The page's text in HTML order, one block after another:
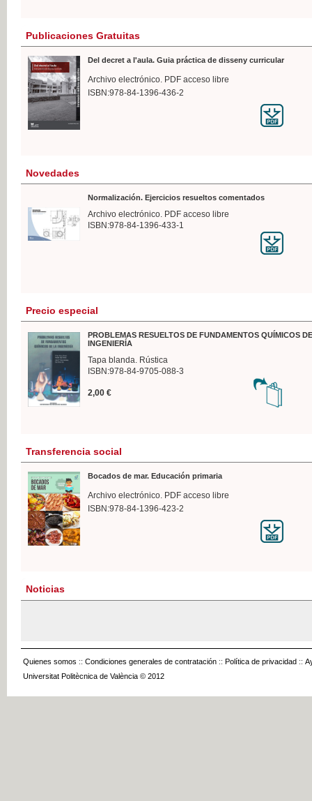
Publicaciones Gratuitas
Del decret a l'aula. Guia práctica de disseny curricular
Archivo electrónico. PDF acceso libre
ISBN:978-84-1396-436-2
Novedades
Normalización. Ejercicios resueltos comentados
Archivo electrónico. PDF acceso libre
ISBN:978-84-1396-433-1
Precio especial
PROBLEMAS RESUELTOS DE FUNDAMENTOS QUÍMICOS
INGENIERÍA
Tapa blanda. Rústica
ISBN:978-84-9705-088-3
2,00 €
Transferencia social
Bocados de mar. Educación primaria
Archivo electrónico. PDF acceso libre
ISBN:978-84-1396-423-2
Noticias
Quienes somos :: Condiciones generales de contratación :: Política de privacidad ::
Universitat Politècnica de València © 2012